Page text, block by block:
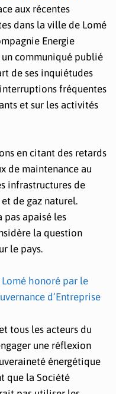
aux récentes
dans la ville de Lomé
Energie
un communiqué publié
de ses inquiétudes
fréquentes
et sur les activités
en citant des retards
de maintenance au
infrastructures de
de gaz naturel.
pas apaisé les
la question
le pays.
honoré par le
d’Entreprise
tous les acteurs du
une réflexion
énergétique
que la Société